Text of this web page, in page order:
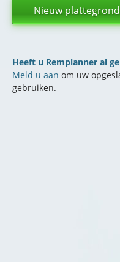
Nieuw
Heeft u Remplanner al
Meld u aan om uw
gebruiken.